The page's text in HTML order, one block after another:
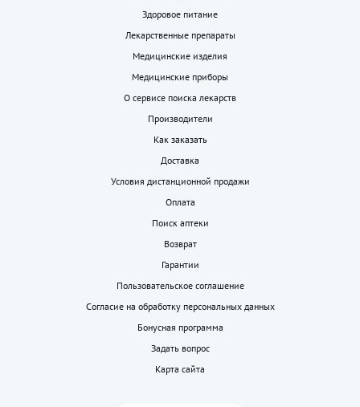
Здоровое питание
Лекарственные препараты
Медицинские изделия
Медицинские приборы
О сервисе поиска лекарств
Производители
Как заказать
Доставка
Условия дистанционной продажи
Оплата
Поиск аптеки
Возврат
Гарантии
Пользовательское соглашение
Согласие на обработку персональных данных
Бонусная программа
Задать вопрос
Карта сайта